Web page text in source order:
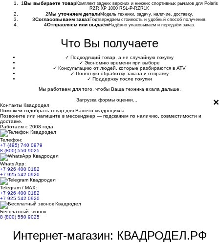
1 Вы выбираете товарКомплект задних верхних и нижних спортивных рычагов для Polaris
RZR XP 1000 RSL-P-RZR1K
2 Мы уточняем деталиМодель техники, задачу, наличие, доставку.
3Согласовываем заказПодтверждаем стоимость и удобный способ получения.
4Отправляем или выдаёмНадёжно упаковываем и передаём заказ.
Что Вы получаете
✓ Подходящий товар, а не случайную покупку
✓ Экономию времени при выборе
✓ Консультацию от людей, которые разбираются в ATV
✓ Понятную обработку заказа и отправку
✓ Поддержку после покупки
Мы работаем для того, чтобы Ваша техника ехала дальше.
×
Загрузка формы оценки...
Контакты Квадродел
Поможем подобрать товар для Вашего квадроцикла
Позвоните или напишите в мессенджер — подскажем по наличию, совместимости и
доставке.
Работаем с 2008 года
Телефон:
+7 (495) 740 0979
8 (800) 550 9025
Whats App:
+7 926 400 0182
+7 925 542 0920
Telegram / MAX:
+7 926 400 0182
+7 925 542 0920
Бесплатный звонок:
8 (800) 550 9025
Интернет-магазин: КВАДРОДЕЛ.РФ